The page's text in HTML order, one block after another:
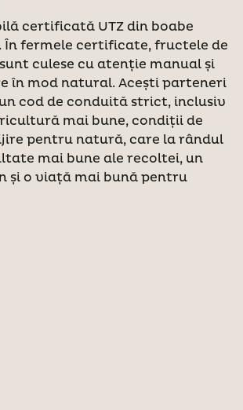
certificată UTZ din boabe
În fermele certificate, fructele de
culese cu atenție manual și
în mod natural. Acești parteneri
cod de conduită strict, inclusiv
mai bune, condiții de
pentru natură, care la rândul
mai bune ale recoltei, un
și o viață mai bună pentru